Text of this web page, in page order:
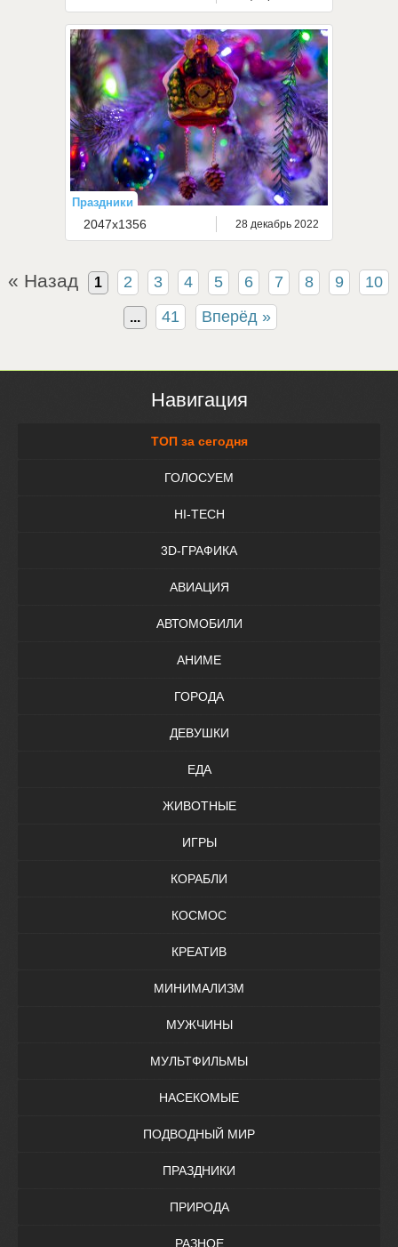
Праздники
2047x1356 28 декабрь 2022
« Назад 1 2 3 4 5 6 7 8 9 10
... 41 Вперёд »
Навигация
ТОП за сегодня
ГОЛОСУЕМ
HI-TECH
3D-ГРАФИКА
АВИАЦИЯ
АВТОМОБИЛИ
АНИМЕ
ГОРОДА
ДЕВУШКИ
ЕДА
ЖИВОТНЫЕ
ИГРЫ
КОРАБЛИ
КОСМОС
КРЕАТИВ
МИНИМАЛИЗМ
МУЖЧИНЫ
МУЛЬТФИЛЬМЫ
НАСЕКОМЫЕ
ПОДВОДНЫЙ МИР
ПРАЗДНИКИ
ПРИРОДА
РАЗНОЕ